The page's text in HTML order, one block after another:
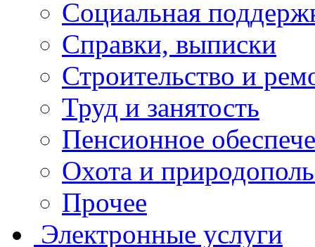
Социальная
Справки, выписки
Строительство и
Труд и занятость
Пенсионное
Охота и
Прочее
Электронные услуги